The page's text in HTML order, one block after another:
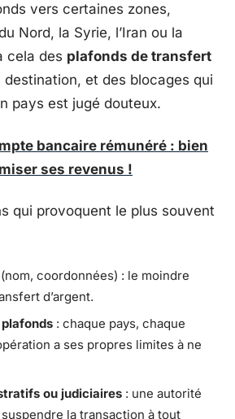
vers certaines zones,
Nord, la Syrie, l’Iran ou la
cela des plafonds de transfert
et des blocages qui
pays est jugé douteux.
bancaire rémunéré : bien
ses revenus !
qui provoquent le plus souvent
(nom, coordonnées) : le moindre
d’argent.
: chaque pays, chaque
a ses propres limites à ne
ou judiciaires : une autorité
la transaction à tout